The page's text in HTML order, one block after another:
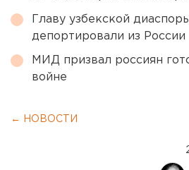
Главу узбекской
депортировали из России
МИД призвал россиян
войне
← НОВОСТИ